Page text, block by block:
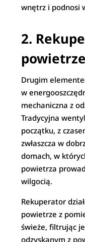
wnętrz i podnosi
2.
Drugim
w
mechaniczna z
Tradycyjna
początku, z
zwłaszcza w
domach, w
powietrza
wilgocią.
Rekuperator
powietrze z
świeże, filtrując
odzyskanym z